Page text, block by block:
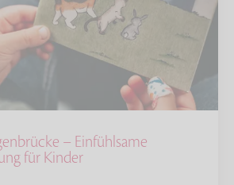
– Einfühlsame
für Kinder